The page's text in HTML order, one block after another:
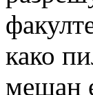
како
мешан